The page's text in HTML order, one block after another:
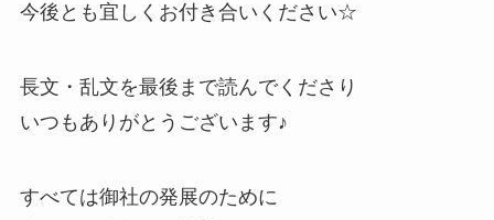
今後とも宜しくお付き合いください☆
長文・乱文を最後まで読んでくださり
いつもありがとうございます♪
すべては御社の発展のために